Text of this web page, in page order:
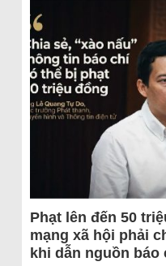
Phạt lên đến 50
mạng xã hội phải
khi dẫn nguồn báo